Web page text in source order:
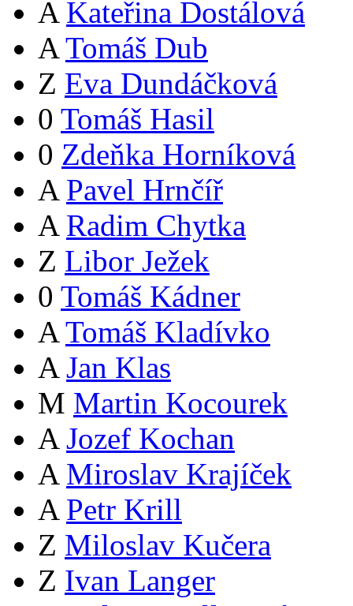
A Kateřina Dostálová
A Tomáš Dub
Z Eva Dundáčková
0 Tomáš Hasil
0 Zdeňka Horníková
A Pavel Hrnčíř
A Radim Chytka
Z Libor Ježek
0 Tomáš Kádner
A Tomáš Kladívko
A Jan Klas
M Martin Kocourek
A Jozef Kochan
A Miroslav Krajíček
A Petr Krill
Z Miloslav Kučera
Z Ivan Langer